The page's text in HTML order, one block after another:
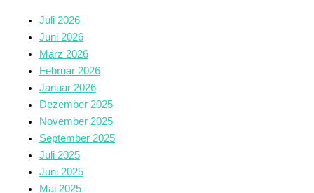
Juli 2026
Juni 2026
März 2026
Februar 2026
Januar 2026
Dezember 2025
November 2025
September 2025
Juli 2025
Juni 2025
Mai 2025